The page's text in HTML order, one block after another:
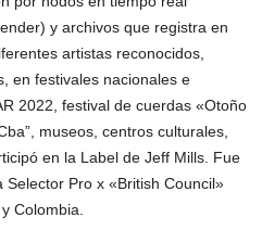
y archivos que registra en
artistas reconocidos,
en festivales nacionales e
2022, festival de cuerdas «Otoño
museos, centros culturales,
en la Label de Jeff Mills. Fue
Pro x «British Council»
Colombia.